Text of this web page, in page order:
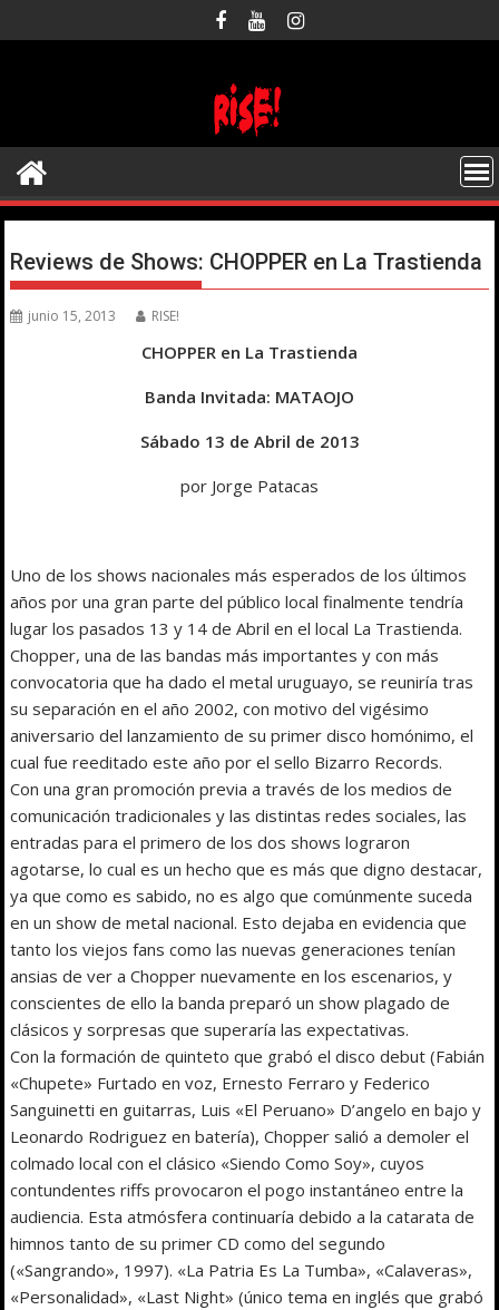
al
Reviews de Shows: CHOPPER en La Trastienda
junio 15, 2013 RISE!
CHOPPER en La Trastienda
Banda Invitada: MATAOJO
Sábado 13 de Abril de 2013
por Jorge Patacas
Uno de los shows nacionales más esperados de los últimos
años por una gran parte del público local finalmente tendría
lugar los pasados 13 y 14 de Abril en el local La Trastienda.
Chopper, una de las bandas más importantes y con más
convocatoria que ha dado el metal uruguayo, se reuniría tras
su separación en el año 2002, con motivo del vigésimo
aniversario del lanzamiento de su primer disco homónimo, el
cual fue reeditado este año por el sello Bizarro Records.
Con una gran promoción previa a través de los medios de
comunicación tradicionales y las distintas redes sociales, las
entradas para el primero de los dos shows lograron
agotarse, lo cual es un hecho que es más que digno destacar,
ya que como es sabido, no es algo que comúnmente suceda
en un show de metal nacional. Esto dejaba en evidencia que
tanto los viejos fans como las nuevas generaciones tenían
ansias de ver a Chopper nuevamente en los escenarios, y
conscientes de ello la banda preparó un show plagado de
clásicos y sorpresas que superaría las expectativas.
Con la formación de quinteto que grabó el disco debut (Fabián
«Chupete» Furtado en voz, Ernesto Ferraro y Federico
Sanguinetti en guitarras, Luis «El Peruano» D’angelo en bajo y
Leonardo Rodriguez en batería), Chopper salió a demoler el
colmado local con el clásico «Siendo Como Soy», cuyos
contundentes riffs provocaron el pogo instantáneo entre la
audiencia. Esta atmósfera continuaría debido a la catarata de
himnos tanto de su primer CD como del segundo
(«Sangrando», 1997). «La Patria Es La Tumba», «Calaveras»,
«Personalidad», «Last Night» (único tema en inglés que grabó